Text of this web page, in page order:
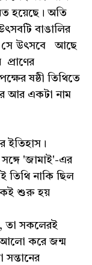
হয়েছে। অতি
বাঙালির
সে উৎসবে আছে
ষষ্ঠী তিথিতে
আর একটা নাম
ইতিহাস।
'জামাই'-এর
তিথি নাকি ছিল
শুরু হয়
তা সকলেরই
আলো করে জন্ম
সন্তানের